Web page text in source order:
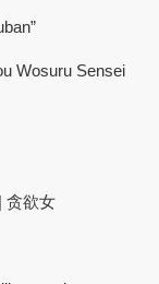
Wosuru Sensei
贪欲女